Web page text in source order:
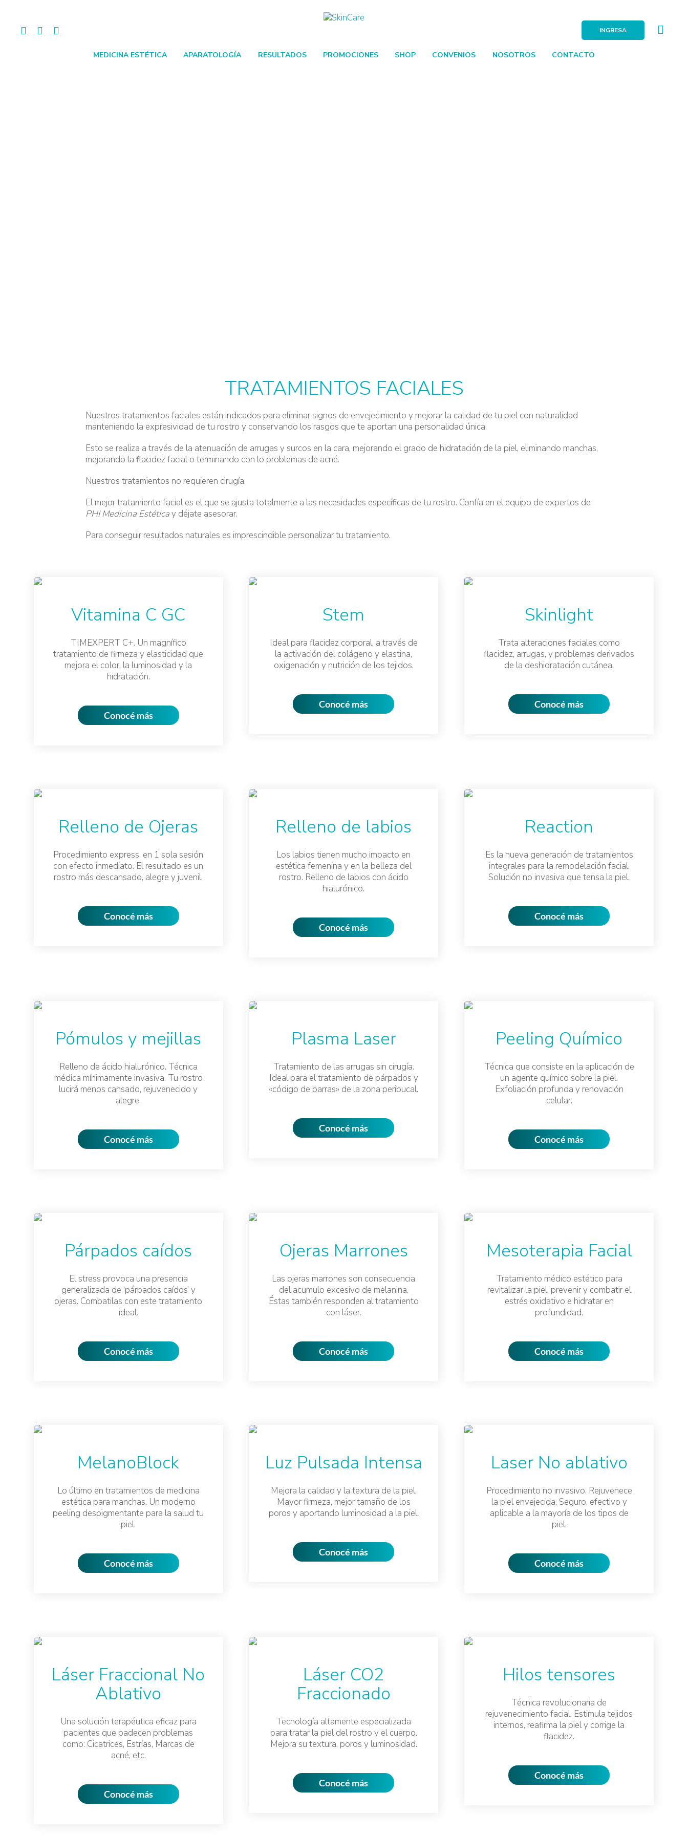
content FacebookWhatsapp INGRESA
MEDICINA ESTÉTICA APARATOLOGÍA RESULTADOS PROMOCIONES SHOP CONVENIOS NOSOTROS CONTACTO
TRATAMIENTOS FACIALES
Nuestros tratamientos faciales están indicados para eliminar signos de envejecimiento y mejorar la calidad de tu piel con naturalidad
manteniendo la expresividad de tu rostro y conservando los rasgos que te aportan una personalidad única.
Esto se realiza a través de la atenuación de arrugas y surcos en la cara, mejorando el grado de hidratación de la piel, eliminando manchas,
mejorando la flacidez facial o terminando con lo problemas de acné.
Nuestros tratamientos no requieren cirugía.
El mejor tratamiento facial es el que se ajusta totalmente a las necesidades específicas de tu rostro. Confía en el equipo de expertos de
PHI Medicina Estéticay déjate asesorar.
Para conseguir resultados naturales es imprescindible personalizar tu tratamiento.
Vitamina C GC
TIMEXPERT C+. Un magnífico
tratamiento de firmeza y elasticidad que
mejora el color, la luminosidad y la
hidratación.
Conocé más
Stem
Ideal para flacidez corporal, a través de
la activación del colágeno y elastina,
oxigenación y nutrición de los tejidos.
Conocé más
Skinlight
Trata alteraciones faciales como
flacidez, arrugas, y problemas derivados
de la deshidratación cutánea.
Conocé más
Relleno de Ojeras
Procedimiento express, en 1 sola sesión
con efecto inmediato. El resultado es un
rostro más descansado, alegre y juvenil.
Conocé más
Relleno de labios
Los labios tienen mucho impacto en
estética femenina y en la belleza del
rostro. Relleno de labios con ácido
hialurónico.
Conocé más
Reaction
Es la nueva generación de tratamientos
integrales para la remodelación facial.
Solución no invasiva que tensa la piel.
Conocé más
Pómulos y mejillas
Relleno de ácido hialurónico. Técnica
médica mínimamente invasiva. Tu rostro
lucirá menos cansado, rejuvenecido y
alegre.
Conocé más
Plasma Laser
Tratamiento de las arrugas sin cirugía.
Ideal para el tratamiento de párpados y
«código de barras» de la zona peribucal.
Conocé más
Peeling Químico
Técnica que consiste en la aplicación de
un agente químico sobre la piel.
Exfoliación profunda y renovación
celular.
Conocé más
Párpados caídos
El stress provoca una presencia
generalizada de ‘párpados caídos’ y
ojeras. Combatilas con este tratamiento
ideal.
Conocé más
Ojeras Marrones
Las ojeras marrones son consecuencia
del acumulo excesivo de melanina.
Éstas también responden al tratamiento
con láser.
Conocé más
Mesoterapia Facial
Tratamiento médico estético para
revitalizar la piel, prevenir y combatir el
estrés oxidativo e hidratar en
profundidad.
Conocé más
MelanoBlock
Lo último en tratamientos de medicina
estética para manchas. Un moderno
peeling despigmentante para la salud tu
piel.
Conocé más
Luz Pulsada Intensa
Mejora la calidad y la textura de la piel.
Mayor firmeza, mejor tamaño de los
poros y aportando luminosidad a la piel.
Conocé más
Laser No ablativo
Procedimiento no invasivo. Rejuvenece
la piel envejecida. Seguro, efectivo y
aplicable a la mayoría de los tipos de
piel.
Conocé más
Láser Fraccional No
Ablativo
Una solución terapéutica eficaz para
pacientes que padecen problemas
como: Cicatrices, Estrías, Marcas de
acné, etc.
Conocé más
Láser CO2
Fraccionado
Tecnología altamente especializada
para tratar la piel del rostro y el cuerpo.
Mejora su textura, poros y luminosidad.
Conocé más
Hilos tensores
Técnica revolucionaria de
rejuvenecimiento facial. Estimula tejidos
internos, reafirma la piel y corrige la
flacidez.
Conocé más